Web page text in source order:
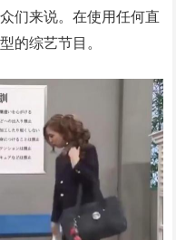
们来说。在使用任何直
的综艺节目。